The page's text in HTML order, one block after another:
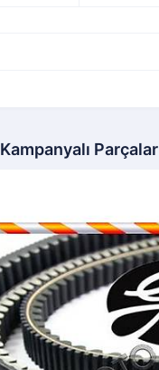
Kampanyalı Parçalar